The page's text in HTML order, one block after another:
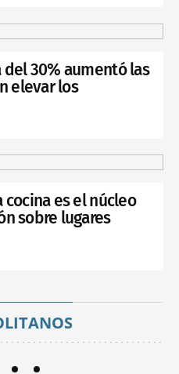
del 30% aumentó las
elevar los
cocina es el núcleo
sobre lugares